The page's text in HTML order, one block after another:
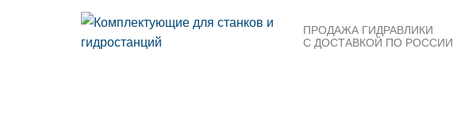
ПРОДАЖА ГИДРАВЛИКИ
С ДОСТАВКОЙ ПО РОССИИ